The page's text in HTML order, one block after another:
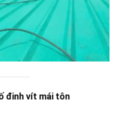
đinh vít mái tôn